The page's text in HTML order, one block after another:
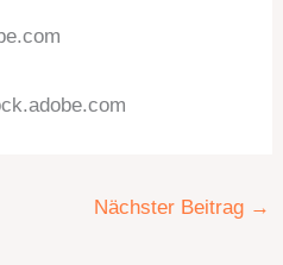
Nächster Beitrag →